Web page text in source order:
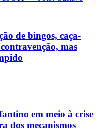
de bingos, caça-
mas
em meio à crise
dos mecanismos